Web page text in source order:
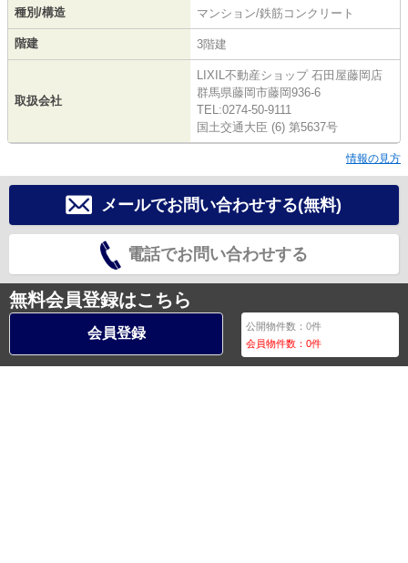
種別/構造 マンション/鉄筋コンクリート
階建 3階建
取扱会社
LIXIL不動産ショップ 石田屋藤岡店
群馬県藤岡市藤岡936-6
TEL:0274-50-9111
国土交通大臣 (6) 第5637号
情報の見方
メールでお問い合わせする(無料)
電話でお問い合わせする
無料会員登録はこちら
会員登録 公開物件数：0件
会員物件数：0件